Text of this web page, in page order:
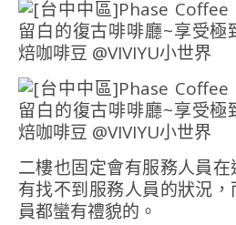
二樓也固定會有服務人員
有找不到服務人員的狀況
員都蠻有禮貌的。